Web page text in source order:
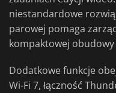
niestandardowe
parowej pomaga
kompaktowej
Dodatkowe funkcje
Wi-Fi 7, łączność